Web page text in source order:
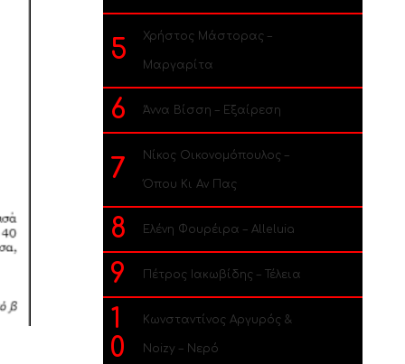
5 Χρήστος Μάστορας –
Μαργαρίτα
6 Άννα Βίσση – Εξαίρεση
7 Νίκος Οικονομόπουλος –
Όπου Κι Αν Πας
8 Ελένη Φουρέιρα – Alleluia
9 Πέτρος Ιακωβίδης – Τέλεια
1
0
Κωνσταντίνος Αργυρός &
Noizy – Νερό